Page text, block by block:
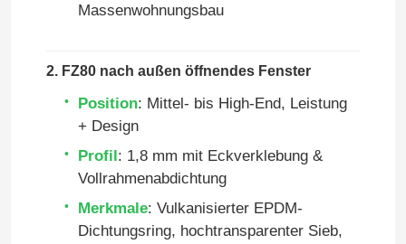
Massenwohnungsbau
2. FZ80 nach außen öffnendes Fenster
Position: Mittel- bis High-End, Leistung
+ Design
Profil : 1,8 mm mit Eckverklebung &
Vollrahmenabdichtung
Merkmale: Vulkanisierter EPDM-
Dichtungsring, hochtransparenter Sieb,